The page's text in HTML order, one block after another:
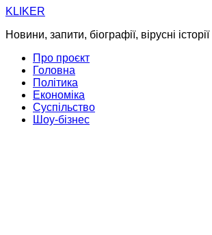
Skip
content
KLIKER
Новини, запити, біографії, вірусні історії
Про проєкт
Головна
Політика
Економіка
Суспільство
Шоу-бізнес